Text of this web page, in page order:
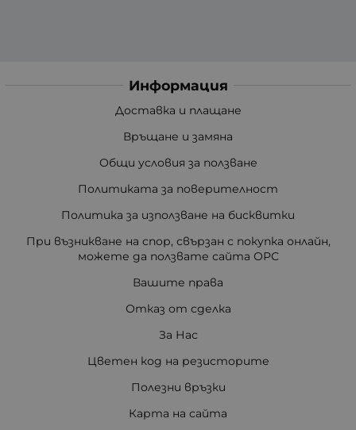
Информация
Доставка и плащане
Връщане и замяна
Общи условия за ползване
Политиката за поверителност
Политика за използване на бисквитки
При възникване на спор, свързан с покупка онлайн,
можете да ползвате сайта ОРС
Вашите права
Отказ от сделка
За Нас
Цветен код на резисторите
Полезни връзки
Карта на сайта